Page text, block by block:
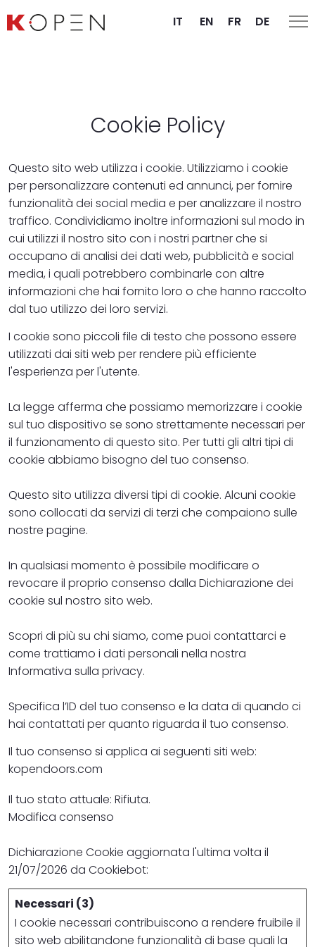
IT EN FR DE
Cookie Policy
Questo sito web utilizza i cookie. Utilizziamo i cookie
per personalizzare contenuti ed annunci, per fornire
funzionalità dei social media e per analizzare il nostro
traffico. Condividiamo inoltre informazioni sul modo in
cui utilizzi il nostro sito con i nostri partner che si
occupano di analisi dei dati web, pubblicità e social
media, i quali potrebbero combinarle con altre
informazioni che hai fornito loro o che hanno raccolto
dal tuo utilizzo dei loro servizi.
I cookie sono piccoli file di testo che possono essere
utilizzati dai siti web per rendere più efficiente
l'esperienza per l'utente.
La legge afferma che possiamo memorizzare i cookie
sul tuo dispositivo se sono strettamente necessari per
il funzionamento di questo sito. Per tutti gli altri tipi di
cookie abbiamo bisogno del tuo consenso.
Questo sito utilizza diversi tipi di cookie. Alcuni cookie
sono collocati da servizi di terzi che compaiono sulle
nostre pagine.
In qualsiasi momento è possibile modificare o
revocare il proprio consenso dalla Dichiarazione dei
cookie sul nostro sito web.
Scopri di più su chi siamo, come puoi contattarci e
come trattiamo i dati personali nella nostra
Informativa sulla privacy.
Specifica l’ID del tuo consenso e la data di quando ci
hai contattati per quanto riguarda il tuo consenso.
Il tuo consenso si applica ai seguenti siti web:
kopendoors.com
Il tuo stato attuale: Rifiuta.
Modifica consenso
Dichiarazione Cookie aggiornata l'ultima volta il
21/07/2026 da Cookiebot:
Necessari (3)
I cookie necessari contribuiscono a rendere fruibile il
sito web abilitandone funzionalità di base quali la